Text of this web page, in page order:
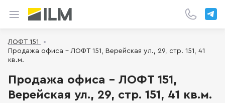
ЛОФТ 151
Продажа офиса - ЛОФТ 151, Верейская ул., 29, стр. 151, 41
кв.м.
Продажа офиса - ЛОФТ 151,
Верейская ул., 29, стр. 151, 41 кв.м.